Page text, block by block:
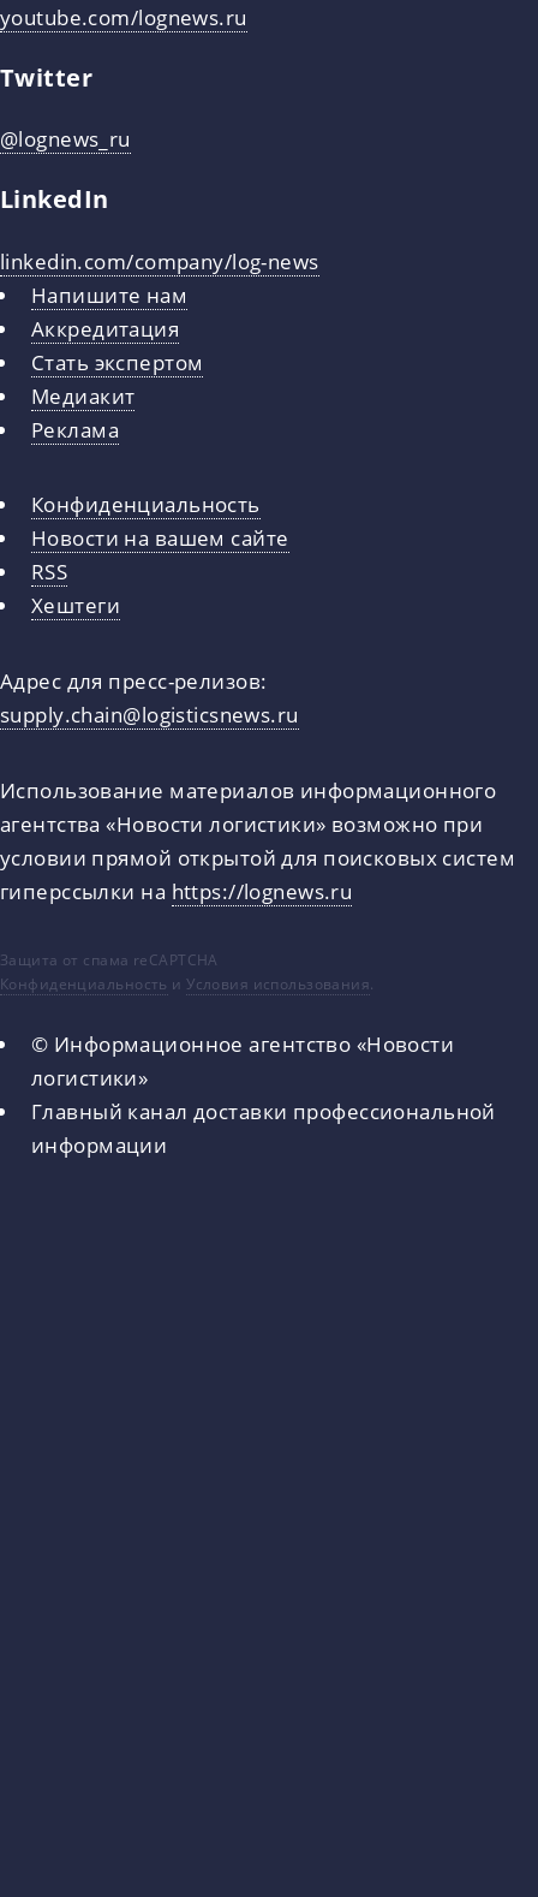
youtube.com/lognews.ru
Twitter
@lognews_ru
LinkedIn
linkedin.com/company/log-news
Напишите нам
Аккредитация
Стать экспертом
Медиакит
Реклама
Конфиденциальность
Новости на вашем сайте
RSS
Хештеги
Адрес для пресс-релизов:
supply.chain@logisticsnews.ru
Использование материалов информационного
агентства «Новости логистики» возможно при
условии прямой открытой для поисковых систем
гиперссылки на https://lognews.ru
Защита от спама reCAPTCHA
Конфиденциальность иУсловия использования.
© Информационное агентство «Новости
логистики»
Главный канал доставки профессиональной
информации